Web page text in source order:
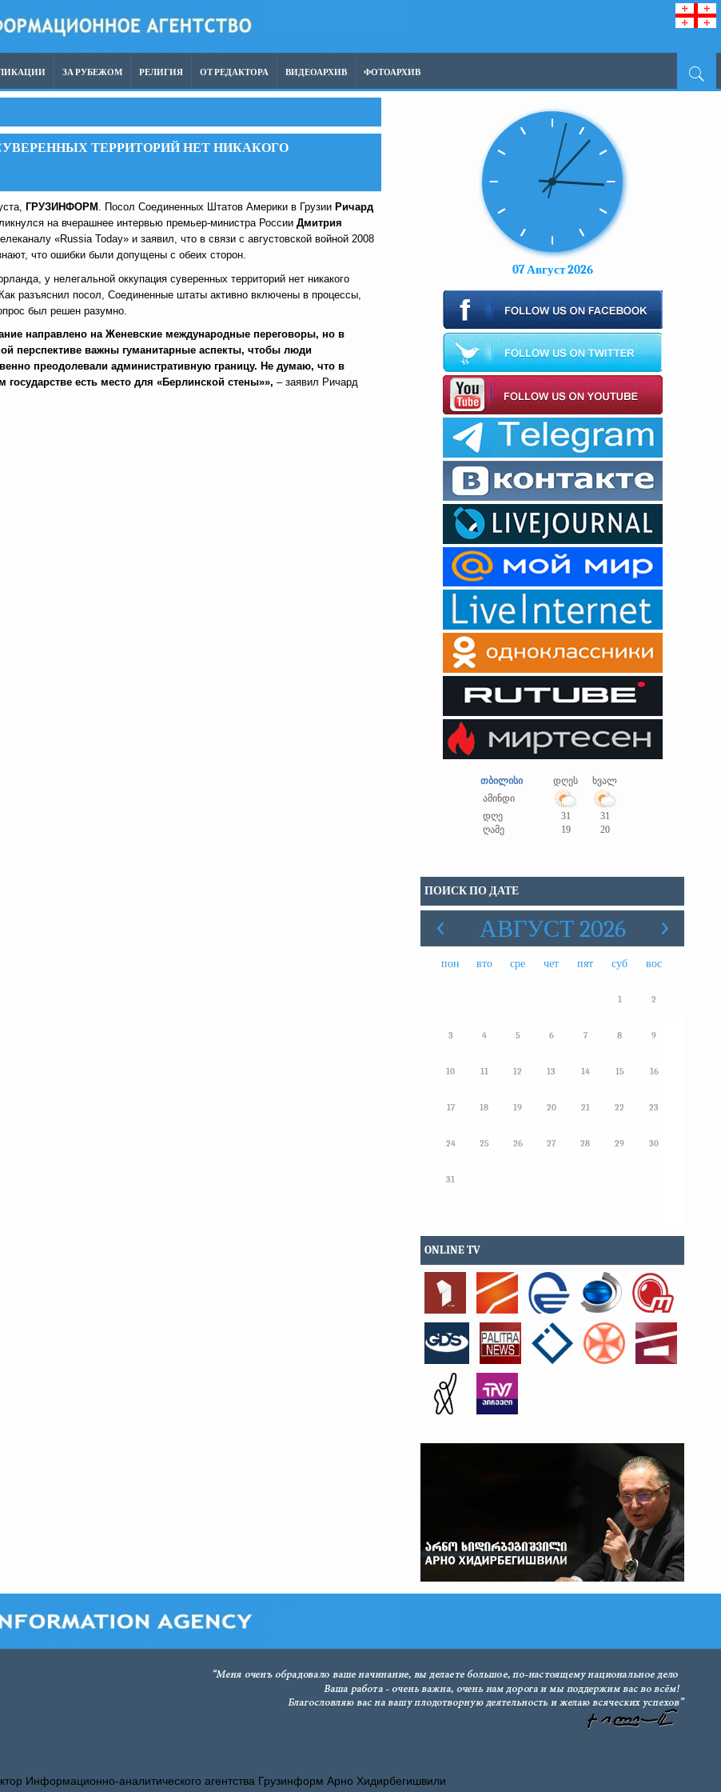
ЗА РУБЕЖОМ РЕЛИГИЯ ОТ РЕДАКТОРА ВИДЕОАРХИВ ФОТОАРХИВ
ТЕРРИТОРИЙ НЕТ НИКАКОГО
ГРУЗИНФОРМ . Посол Соединенных Штатов Америки в Грузии Ричард
на вчерашнее интервью премьер-министра России Дмитрия
«Russia Today» и заявил, что в связи с августовской войной 2008
что ошибки были допущены с обеих сторон.
у нелегальной оккупация суверенных территорий нет никакого
разъяснил посол, Соединенные штаты активно включены в процессы,
был решен разумно.
направлено на Женевские международные переговоры, но в
перспективе важны гуманитарные аспекты, чтобы люди
преодолевали административную границу. Не думаю, что в
государстве есть место для «Берлинской стены»», – заявил Ричард
07 Август 2026
თბილისი დღეს
ხვალ
ამინდი
დღე
31
31
ღამე
19 20
ПОИСК ПО ДАТЕ
АВГУСТ 2026
пон вто сре чет пят суб вос
1 2
3 4 5 6 7 8 9
10 11 12 13 14 15 16
17 18 19 20 21 22 23
24 25 26 27 28 29 30
31
ONLINE TV
Информационно-аналитического агентства Грузинформ Арно Хидирбегишвили